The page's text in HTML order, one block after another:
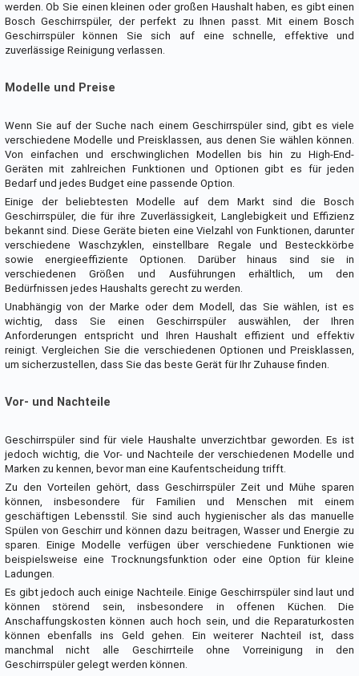
werden. Ob Sie einen kleinen oder großen Haushalt haben, es gibt einen
Bosch Geschirrspüler, der perfekt zu Ihnen passt. Mit einem Bosch
Geschirrspüler können Sie sich auf eine schnelle, effektive und
zuverlässige Reinigung verlassen.
Modelle und Preise
Wenn Sie auf der Suche nach einem Geschirrspüler sind, gibt es viele
verschiedene Modelle und Preisklassen, aus denen Sie wählen können.
Von einfachen und erschwinglichen Modellen bis hin zu High-End-
Geräten mit zahlreichen Funktionen und Optionen gibt es für jeden
Bedarf und jedes Budget eine passende Option.
Einige der beliebtesten Modelle auf dem Markt sind die Bosch
Geschirrspüler, die für ihre Zuverlässigkeit, Langlebigkeit und Effizienz
bekannt sind. Diese Geräte bieten eine Vielzahl von Funktionen, darunter
verschiedene Waschzyklen, einstellbare Regale und Besteckkörbe
sowie energieeffiziente Optionen. Darüber hinaus sind sie in
verschiedenen Größen und Ausführungen erhältlich, um den
Bedürfnissen jedes Haushalts gerecht zu werden.
Unabhängig von der Marke oder dem Modell, das Sie wählen, ist es
wichtig, dass Sie einen Geschirrspüler auswählen, der Ihren
Anforderungen entspricht und Ihren Haushalt effizient und effektiv
reinigt. Vergleichen Sie die verschiedenen Optionen und Preisklassen,
um sicherzustellen, dass Sie das beste Gerät für Ihr Zuhause finden.
Vor- und Nachteile
Geschirrspüler sind für viele Haushalte unverzichtbar geworden. Es ist
jedoch wichtig, die Vor- und Nachteile der verschiedenen Modelle und
Marken zu kennen, bevor man eine Kaufentscheidung trifft.
Zu den Vorteilen gehört, dass Geschirrspüler Zeit und Mühe sparen
können, insbesondere für Familien und Menschen mit einem
geschäftigen Lebensstil. Sie sind auch hygienischer als das manuelle
Spülen von Geschirr und können dazu beitragen, Wasser und Energie zu
sparen. Einige Modelle verfügen über verschiedene Funktionen wie
beispielsweise eine Trocknungsfunktion oder eine Option für kleine
Ladungen.
Es gibt jedoch auch einige Nachteile. Einige Geschirrspüler sind laut und
können störend sein, insbesondere in offenen Küchen. Die
Anschaffungskosten können auch hoch sein, und die Reparaturkosten
können ebenfalls ins Geld gehen. Ein weiterer Nachteil ist, dass
manchmal nicht alle Geschirrteile ohne Vorreinigung in den
Geschirrspüler gelegt werden können.